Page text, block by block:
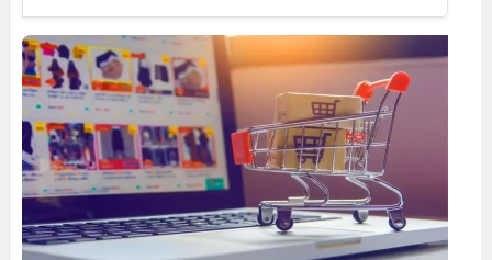
Sakarya
Samsun
Siirt
Sinop
Sivas
Tekirdağ